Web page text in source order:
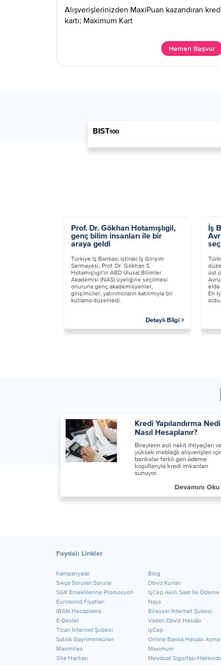
Alışverişlerinizden MaxiPuan kazandıran
kartı; Maximum Kart
Hemen Başvur
BIST100
Prof. Dr. Gökhan Hotamışlıgil,
genç bilim insanları ile bir
araya geldi
​Türkiye İş Bankası iştiraki İş Girişim
Sermayesi, Prof. Dr. Gökhan S.
Hotamışlıgil'in ABD Ulusal Bilimler
Akademisi (NAS) üyeliğine seçilmesi
onuruna genç akademisyenler,
girişimciler, yatırımcıların katılımıyla bir
kutlama düzenledi.
Detaylı Bilgi >
İş
üst
elde
En
oldu.
Kredi Yapılandırma
Nasıl Hesaplanır?
Bireylerin acil nakit ihtiyaçları
yüksek meblağlı alışverişleri
bankalar farklı geri ödeme
koşullarıyla kredi imkanları
sunuyor.
Devamını Oku
Faydalı Linkler
Kampanyalar
Blog
Sıkça Sorulan Sorular
Döviz Kurları
SGK Emeklilerine Promosyon
İşCep Akıllı Saat İle Ödeme
Eurobond Fiyatları
Nays
IBAN Hesaplama
Bireysel İnternet Şubesi
E-Devlet
Vadeli Döviz Hesabı
Ticari İnternet Şubesi
İşCep
Satılık Gayrimenkuller
Online Banka Hesabı Açma
Maximiles
Maximum
Site Haritası
Mevduat Sigortası